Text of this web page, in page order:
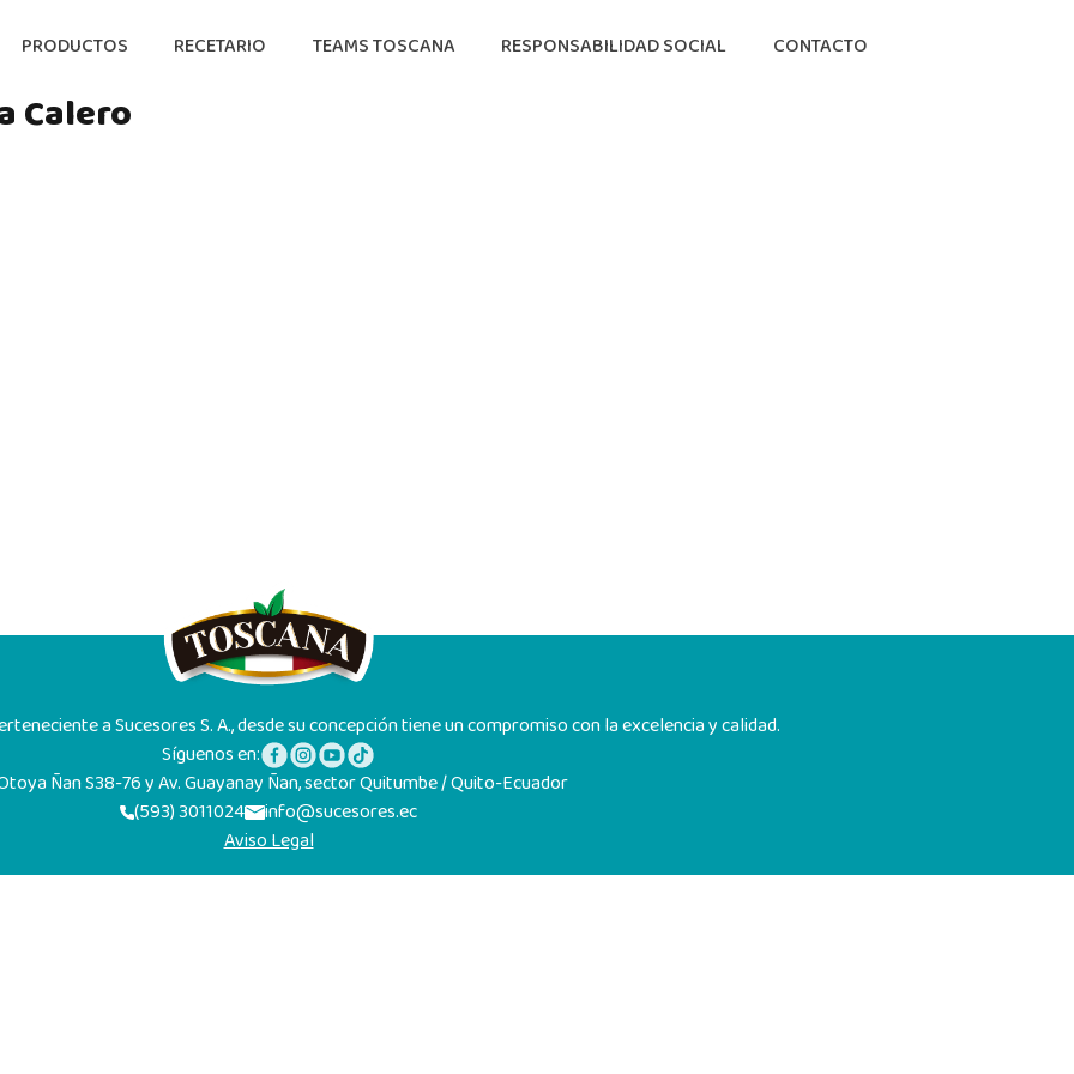
PRODUCTOS RECETARIO TEAMS TOSCANA RESPONSABILIDAD SOCIAL CONTACTO
Calero
a Sucesores S. A., desde su concepción tiene un compromiso con la excelencia y calidad.
Síguenos en:
Ñan S38-76 y Av. Guayanay Ñan, sector Quitumbe / Quito-Ecuador
(593) 3011024
info@sucesores.ec
Aviso Legal